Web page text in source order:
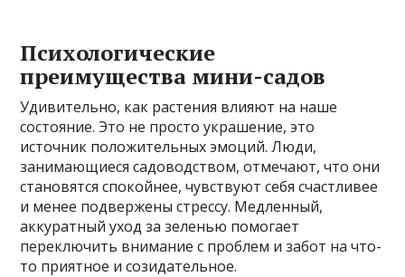
Психологические
преимущества мини-садов
Удивительно, как растения влияют на наше
состояние. Это не просто украшение, это
источник положительных эмоций. Люди,
занимающиеся садоводством, отмечают, что они
становятся спокойнее, чувствуют себя счастливее
и менее подвержены стрессу. Медленный,
аккуратный уход за зеленью помогает
переключить внимание с проблем и забот на что-
то приятное и созидательное.